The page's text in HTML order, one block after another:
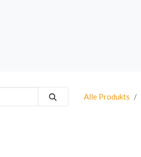
Alle Produkts